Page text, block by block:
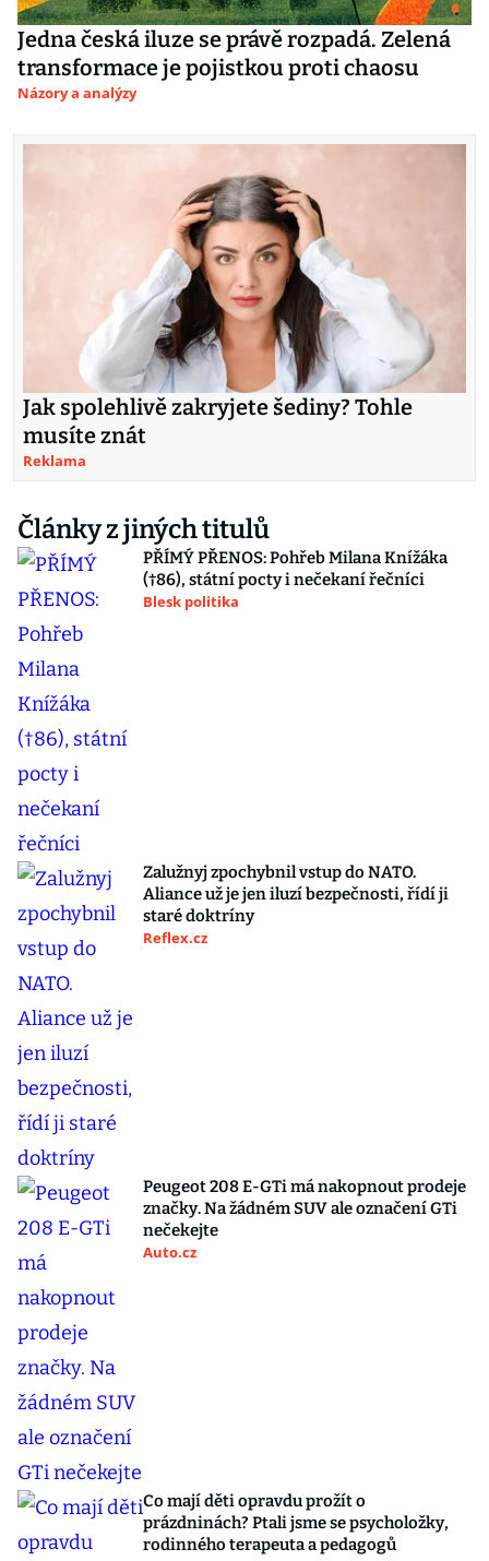
Jedna česká iluze se právě rozpadá. Zelená
transformace je pojistkou proti chaosu
Názory a analýzy
Jak spolehlivě zakryjete šediny? Tohle
musíte znát
Reklama
Články z jiných titulů
PŘÍMÝ PŘENOS: Pohřeb Milana Knížáka
(†86), státní pocty i nečekaní řečníci
Blesk politika
Zalužnyj zpochybnil vstup do NATO.
Aliance už je jen iluzí bezpečnosti, řídí ji
staré doktríny
Reflex.cz
Peugeot 208 E-GTi má nakopnout prodeje
značky. Na žádném SUV ale označení GTi
nečekejte
Auto.cz
Co mají děti opravdu prožít o
prázdninách? Ptali jsme se psycholožky,
rodinného terapeuta a pedagogů